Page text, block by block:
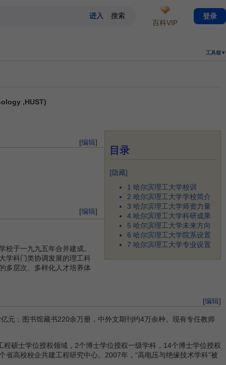
工具箱▼
,HUST)
目录
[隐藏]
1 哈尔滨理工大学校训
2 哈尔滨理工大学学校简介
3 哈尔滨理工大学师资力量
4 哈尔滨理工大学科研成果
5 哈尔滨理工大学未来方向
6 哈尔滨理工大学院系设置
7 哈尔滨理工大学专业设置
[编辑]
[编辑]
于一九九五年合并建成。
学科门类协调发展的理工科
的多层次、多样化人才培养体
[编辑]
元；图书馆藏书220余万册，中外文期刊约4万余种。现有专任教师
硕士学位授权领域，2个博士学位授权一级学科，14个博士学位授权
高校校企共建工程研究中心。2007年，“高电压与绝缘技术学科”被
百科VIP
登录